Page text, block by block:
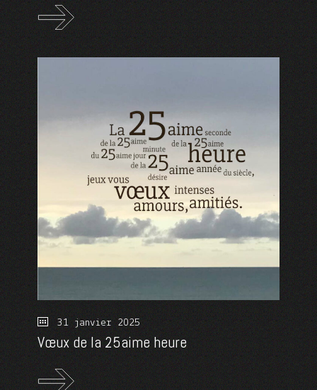
31 janvier 2025
Vœux de la 25aime heure